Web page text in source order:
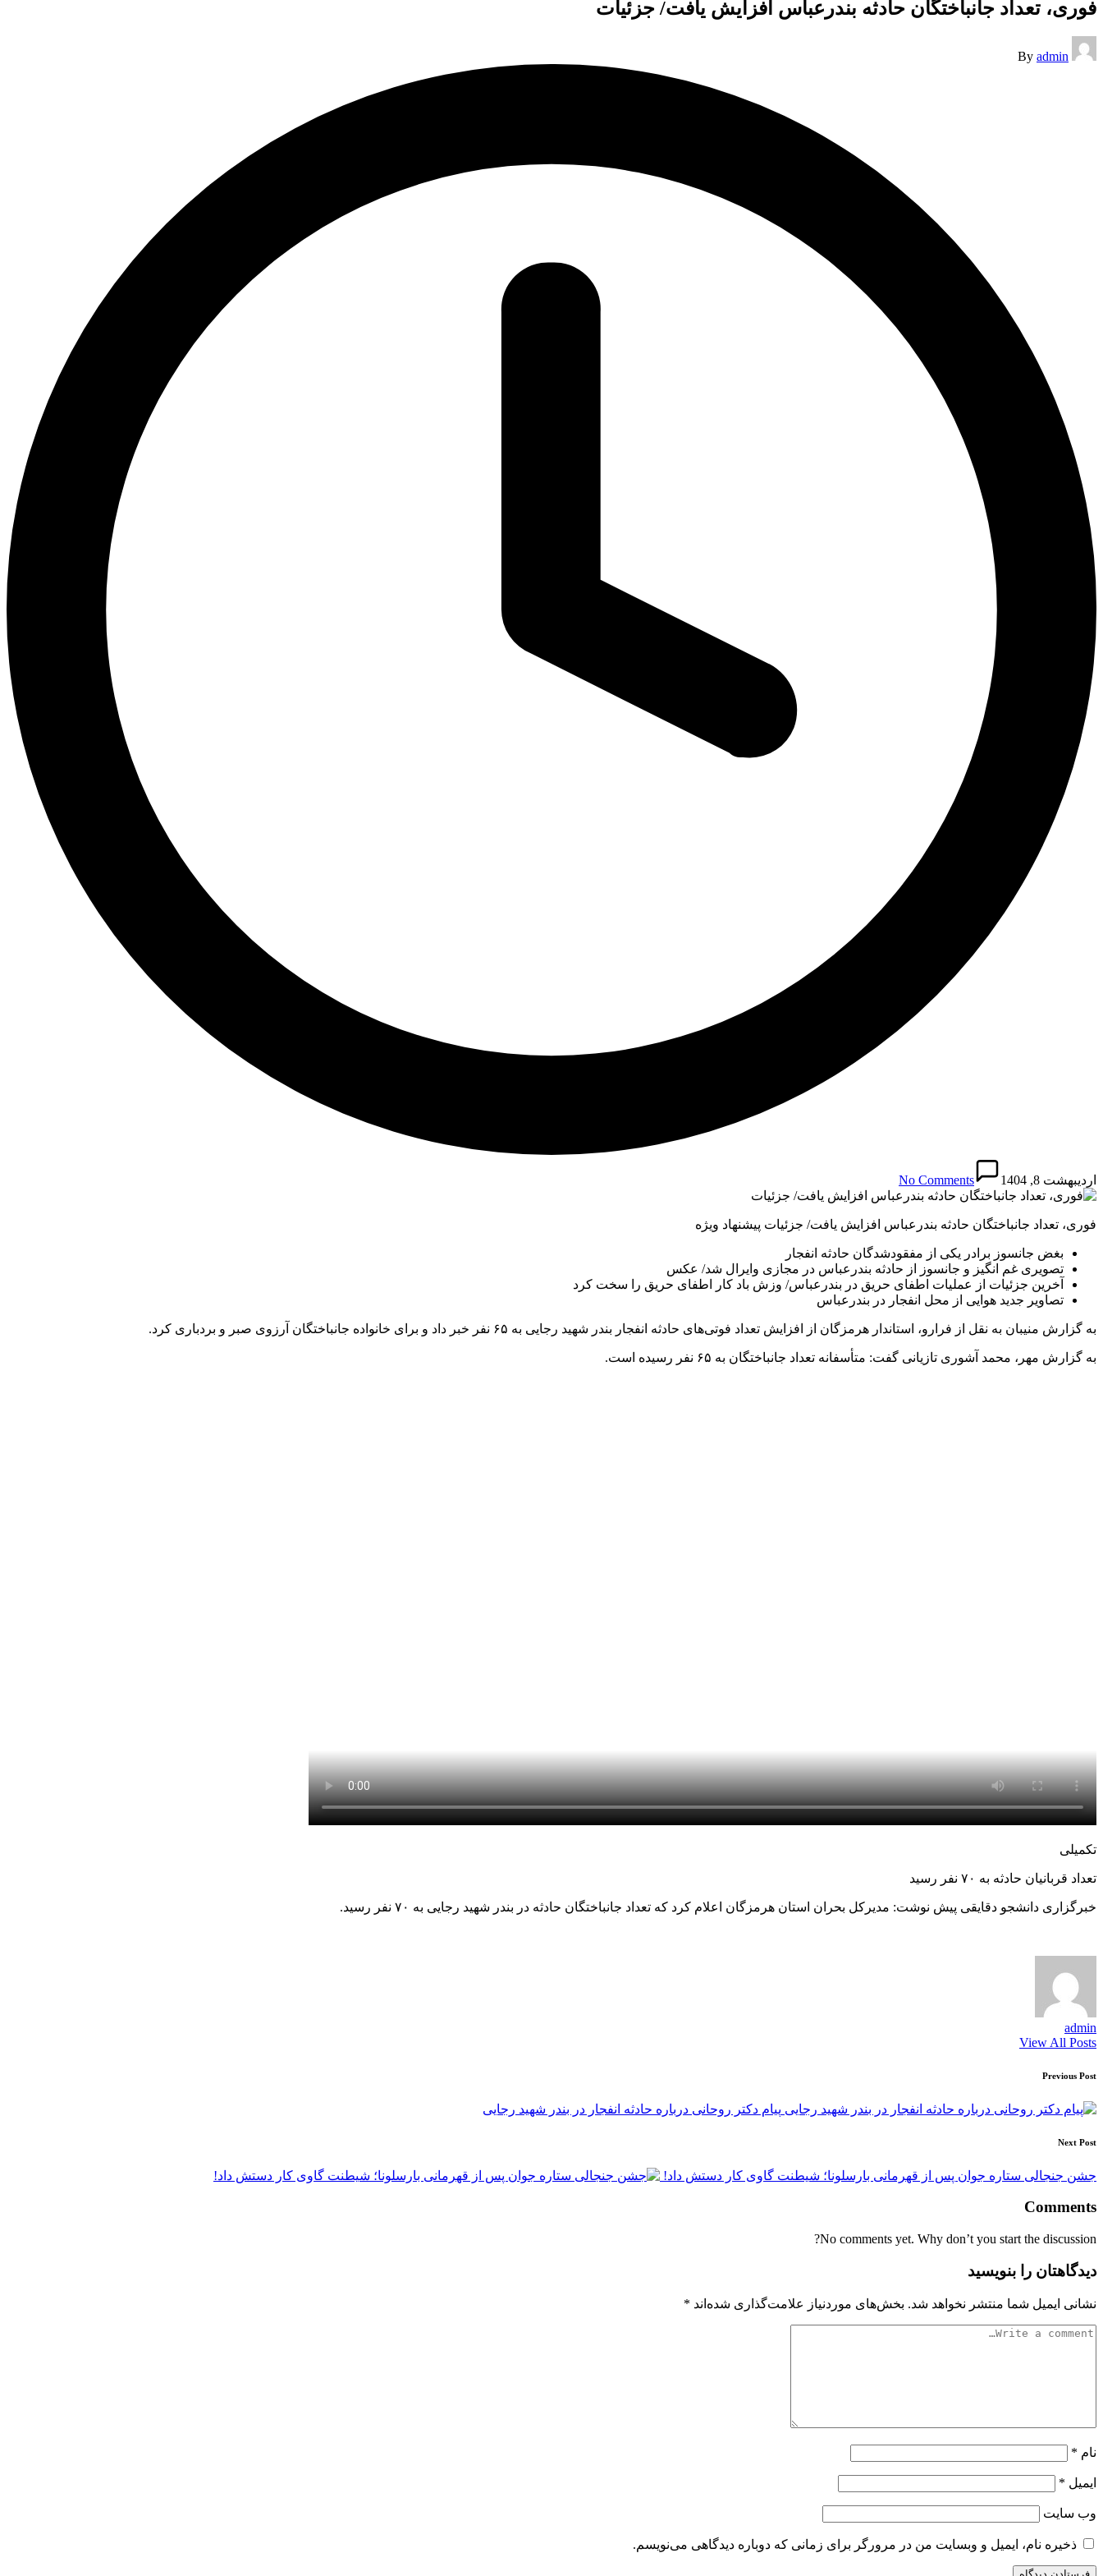
فوری، تعداد جانباختگان حادثه بندرعباس افزایش یافت/ جزئیات
Posted
by
By admin
اردیبهشت 8, 1404 No Comments
فوری، تعداد جانباختگان حادثه بندرعباس افزایش یافت/ جزئیات پیشنهاد ویژه
بغض جانسوز برادر یکی از مفقودشدگان حادثه انفجار
تصویری غم انگیز و جانسوز از حادثه بندرعباس در مجازی وایرال شد/ عکس
آخرین جزئیات از عملیات اطفای حریق در بندرعباس/ وزش باد کار اطفای حریق را سخت کرد
تصاویر جدید هوایی از محل انفجار در بندرعباس
به گزارش منیبان به نقل از فرارو، استاندار هرمزگان از افزایش تعداد فوتی‌های حادثه انفجار بندر شهید رجایی به ۶۵ نفر خبر داد و برای خانواده جانباختگان آرزوی صبر و بردباری کرد.
به گزارش مهر، محمد آشوری تازیانی گفت: متأسفانه تعداد جانباختگان به ۶۵ نفر رسیده است.
تکمیلی
تعداد قربانیان حادثه به ۷۰ نفر رسید
خبرگزاری دانشجو دقایقی پیش نوشت: مدیرکل بحران استان هرمزگان اعلام کرد که تعداد جانباختگان حادثه در بندر شهید رجایی به ۷۰ نفر رسید.
admin
View All Posts
Post
navigation
Previous Post
پیام دکتر روحانی درباره حادثه انفجار در بندر شهید رجایی
Next Post
جشن جنجالی ستاره جوان پس از قهرمانی بارسلونا؛ شیطنت گاوی کار دستش داد!
Comments
No comments yet. Why don’t you start the discussion?
دیدگاهتان را بنویسید
نشانی ایمیل شما منتشر نخواهد شد. بخش‌های موردنیاز علامت‌گذاری شده‌اند *
نام *
ایمیل *
وب‌ سایت
ذخیره نام، ایمیل و وبسایت من در مرورگر برای زمانی که دوباره دیدگاهی می‌نویسم.